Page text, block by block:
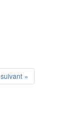
suivant »